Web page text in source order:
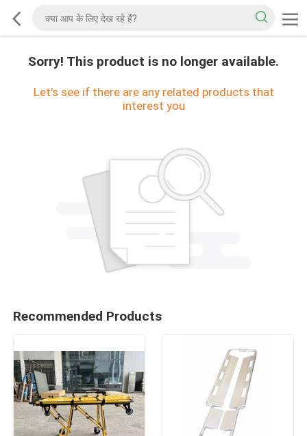
Sorry! This product is no longer available.
Let's see if there are any related products that
interest you
Recommended Products